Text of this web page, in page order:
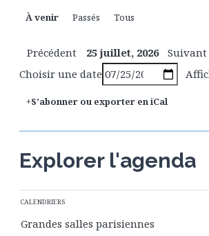
À venir
Passés Tous
Précédent 25 juillet, 2026
Suivant
Choisir une date
S’abonner ou exporter en iCal
Explorer l'agenda
CALENDRIERS
Grandes salles parisiennes